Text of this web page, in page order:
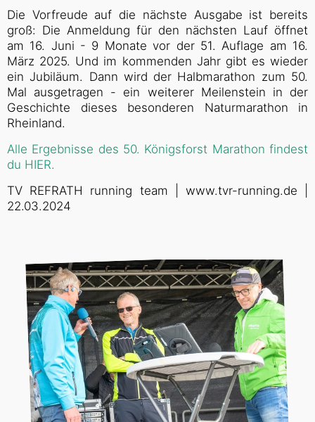
Die Vorfreude auf die nächste Ausgabe ist bereits
groß: Die Anmeldung für den nächsten Lauf öffnet
am 16. Juni - 9 Monate vor der 51. Auflage am 16.
März 2025. Und im kommenden Jahr gibt es wieder
ein Jubiläum. Dann wird der Halbmarathon zum 50.
Mal ausgetragen - ein weiterer Meilenstein in der
Geschichte dieses besonderen Naturmarathon in
Rheinland.
Alle Ergebnisse des 50. Königsforst Marathon findest
du HIER.
TV REFRATH running team | www.tvr-running.de |
22.03.2024